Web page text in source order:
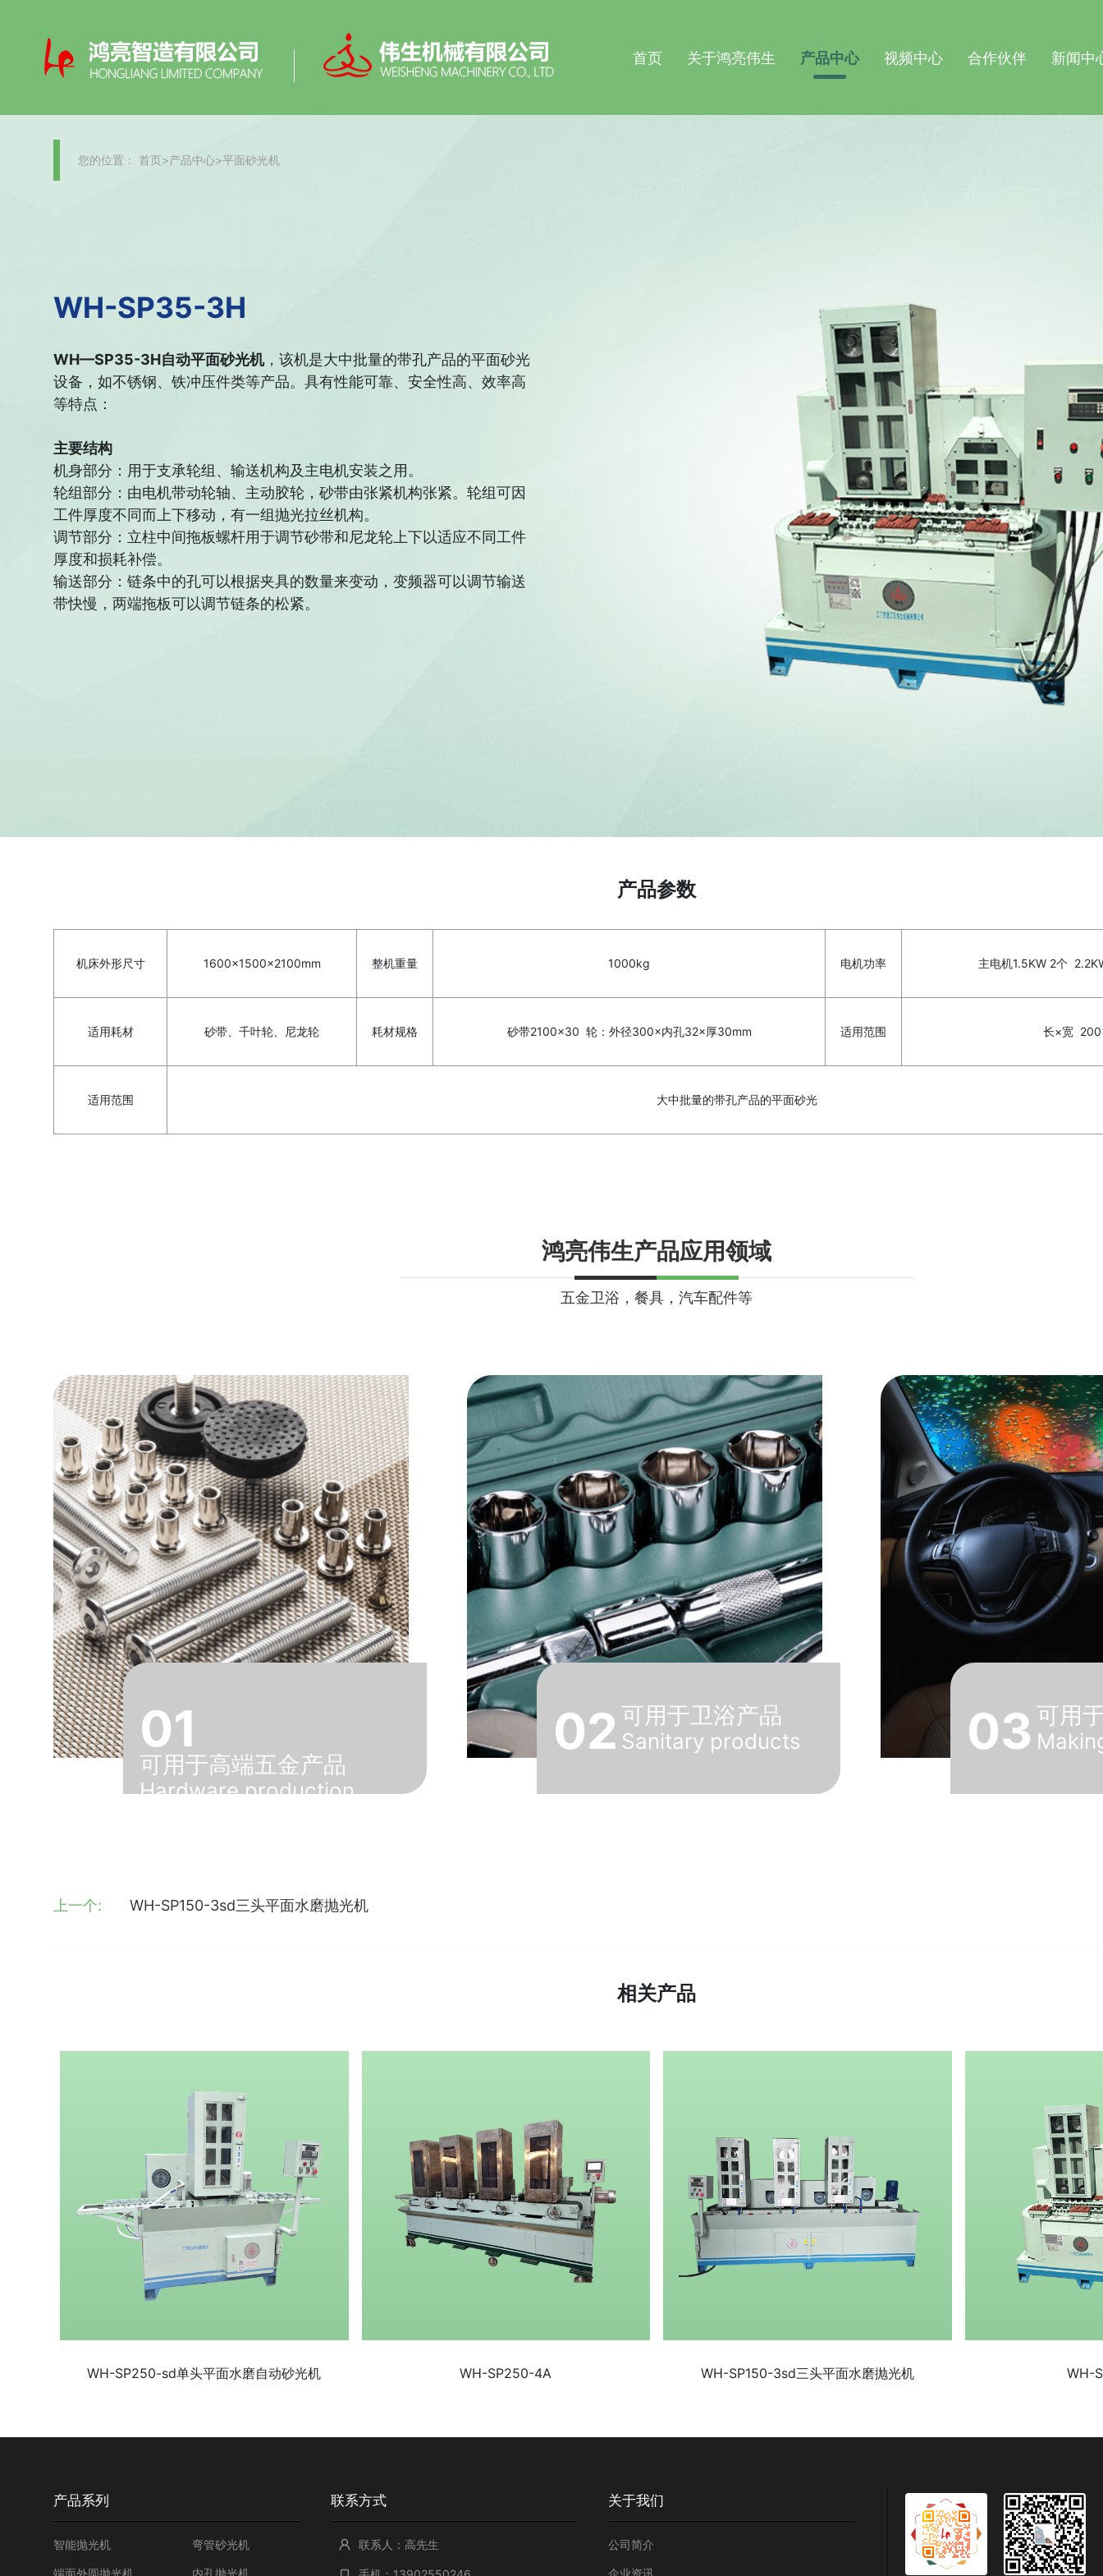
首页 关于鸿亮伟生 产品中心 视频中心 合作伙伴 新闻中
您的位置： 首页>产品中心>平面砂光机
WH-SP35-3H
WH—SP35-3H自动平面砂光机，该机是大中批量的带孔产品的平面砂光
设备，如不锈钢、铁冲压件类等产品。具有性能可靠、安全性高、效率高
等特点：
主要结构
机身部分：用于支承轮组、输送机构及主电机安装之用。
轮组部分：由电机带动轮轴、主动胶轮，砂带由张紧机构张紧。轮组可因
工件厚度不同而上下移动，有一组抛光拉丝机构。
调节部分：立柱中间拖板螺杆用于调节砂带和尼龙轮上下以适应不同工件
厚度和损耗补偿。
输送部分：链条中的孔可以根据夹具的数量来变动，变频器可以调节输送
带快慢，两端拖板可以调节链条的松紧。
产品参数
机床外形尺寸 1600×1500×2100mm 整机重量 1000kg 电机功率 主电机1.5KW 2个
适用耗材 砂带、千叶轮、尼龙轮 耗材规格 砂带2100×30 轮：外径300×内孔32×厚30mm 适用范围 长×宽
适用范围 大中批量的带孔产品的平面砂光
鸿亮伟生产品应用领域
五金卫浴，餐具，汽车配件等
01
可用于高端五金产品
Hardware production
02 可用于卫浴产品
Sanitary products 03 可用
上一个: WH-SP150-3sd三头平面水磨抛光机
相关产品
WH-SP250-sd单头平面水磨自动砂光机 WH-SP250-4A WH-SP150-3sd三头平面水磨抛光机 WH-
产品系列
智能抛光机 弯管砂光机
端面外圆抛光机 内孔抛光机
联系方式
联系人：高先生
关于我们
公司简介
企业资讯